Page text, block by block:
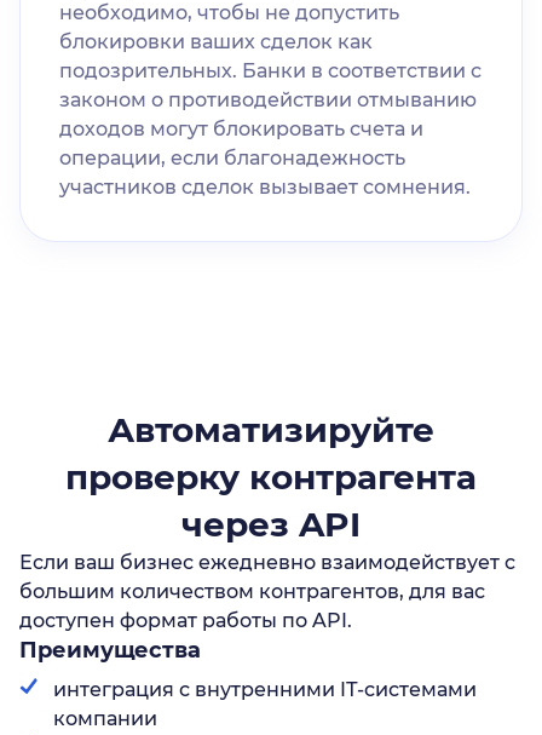
необходимо, чтобы не допустить
блокировки ваших сделок как
подозрительных. Банки в соответствии с
законом о противодействии отмыванию
доходов могут блокировать счета и
операции, если благонадежность
участников сделок вызывает сомнения.
Автоматизируйте
проверку контрагента
через API
Если ваш бизнес ежедневно взаимодействует с
большим количеством контрагентов, для вас
доступен формат работы по API.
Преимущества
интеграция с внутренними IТ-системами
компании